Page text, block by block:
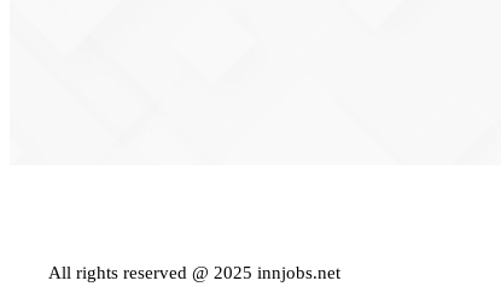
Εγγραφείτε ως εργαζόμενος για να
All rights reserved @ 2025 innjobs.net